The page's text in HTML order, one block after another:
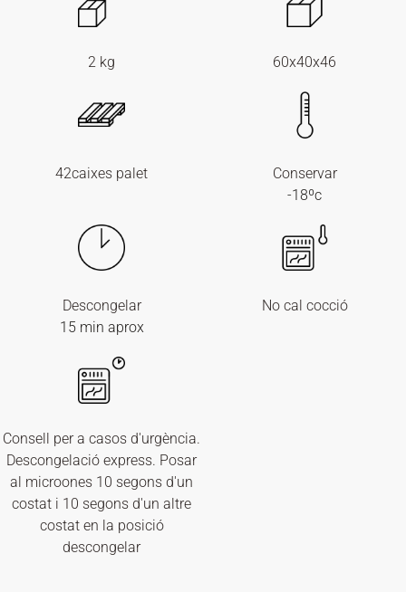
2 kg 60x40x46
42caixes palet
Conservar
-18ºc
Descongelar
15 min aprox
No cal cocció
Consell per a casos d'urgència.
Descongelació express. Posar
al microones 10 segons d'un
costat i 10 segons d'un altre
costat en la posició
descongelar